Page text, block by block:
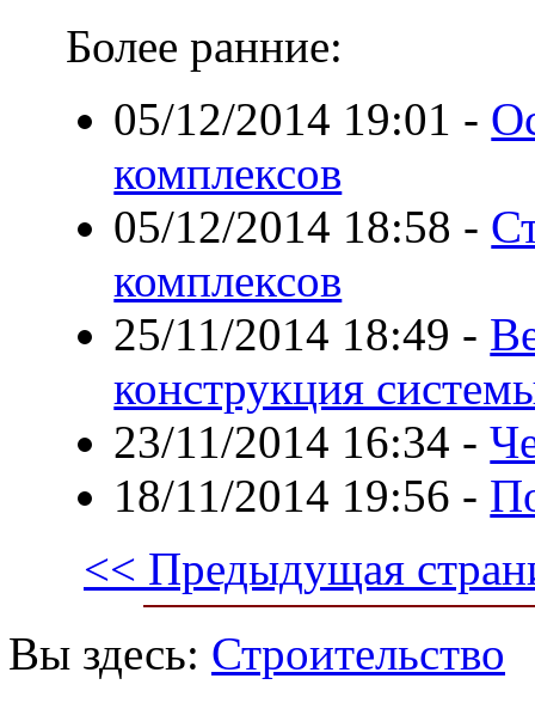
Более ранние:
05/12/2014 19:01 -
комплексов
05/12/2014 18:58 -
комплексов
25/11/2014 18:49 -
конструкция
23/11/2014 16:34 -
18/11/2014 19:56 -
<< Предыдущая
Вы здесь: Строительство